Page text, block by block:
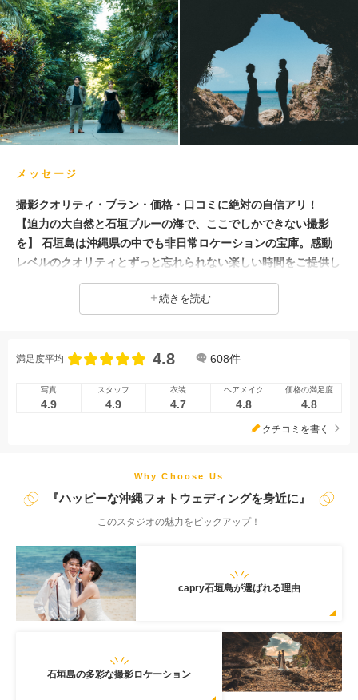
チャペルでの撮影
ドローン撮影 動画の作成 夜景での撮影
土日同一料金
家族・友人と撮影
ガーデンでの撮影
フォトグラファー指名
プロポーズサプライズ
メッセージ
撮影クオリティ・プラン・価格・口コミに絶対の自信アリ！
【迫力の大自然と石垣ブルーの海で、ここでしかできない撮影
を】 石垣島は沖縄県の中でも非日常ロケーションの宝庫。感動
レベルのクオリティとずっと忘れられない楽しい時間をご提供し
ます！！ 『プラン料金＝総額』のcapryフォトウェディングで
は、必要なものは全てコミコミ！追加料金も不要で、南国リゾー
気軽に相談ください！おふたりにあった撮影プランをご提案いた
い！！ 《総額・プラン内容・スタッフ対応力に自信あり！》 他
度ご相談ください♬ ☆capryがみなさんの「したい」「安心」
日が雨の場合は4つの雨天保証の中からご希望の対応を1つ選ぶこ
とができます！【安心の明朗会計】ほとんどの撮影プランが全て
続きを読む
満足度平均 4.8 608件
写真
4.9
スタッフ
4.9
衣装
4.7
ヘアメイク
4.8
価格の満足度
4.8
クチコミを書く
Why Choose Us
『ハッピーな沖縄フォトウェディングを身近に』
このスタジオの魅力をピックアップ！
capry石垣島が選ばれる理由
石垣島の多彩な撮影ロケーション